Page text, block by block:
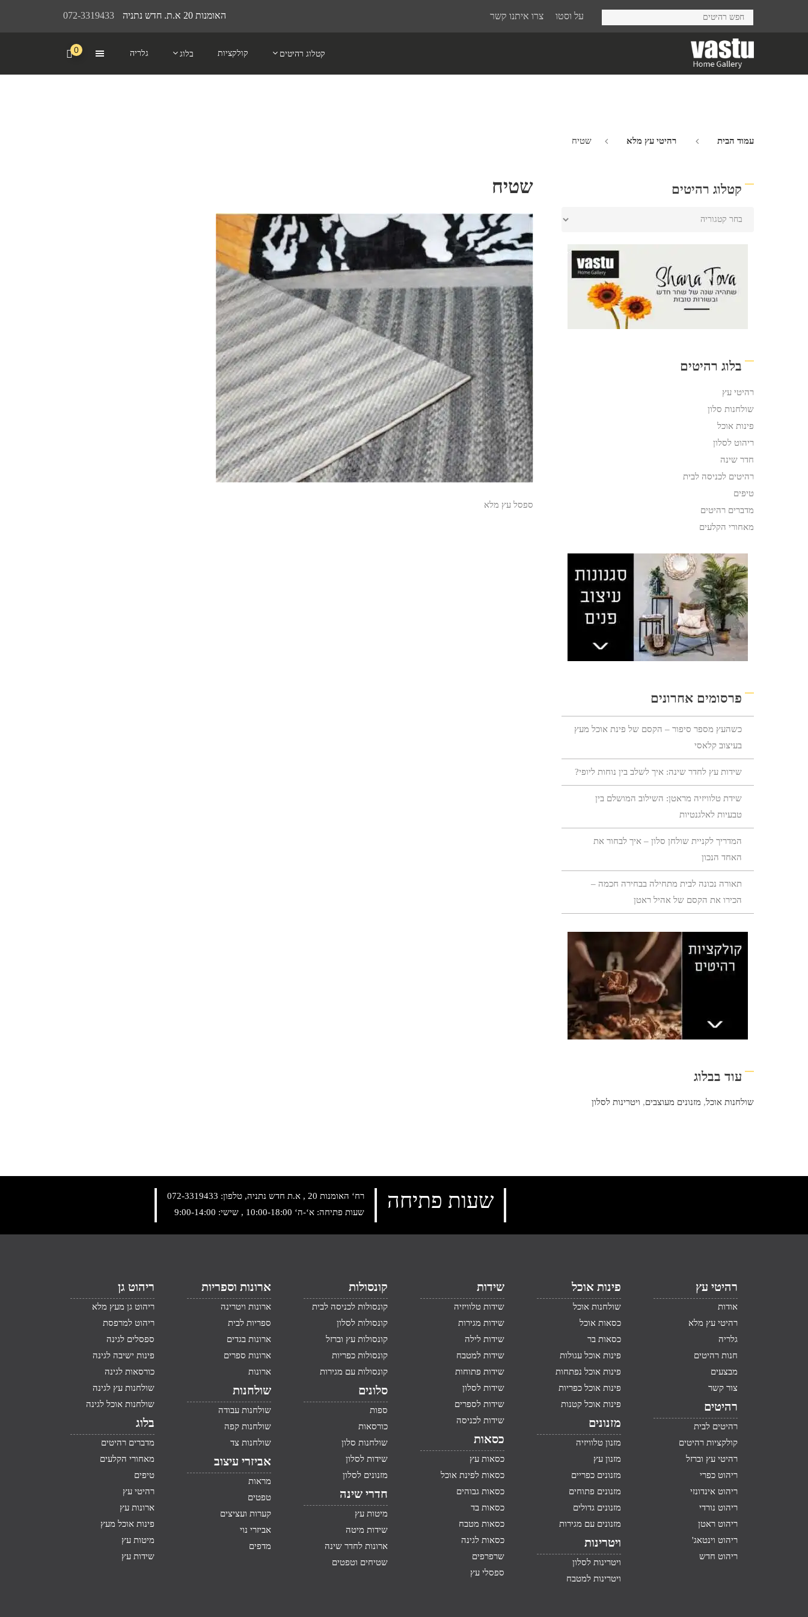
072-3319433 האומנות 20 א.ת. חדש נתניה על וסטו צרו איתנו קשר
קטלוג רהיטים קולקציות בלוג גלריה 0
עמוד הבית רהיטי עץ מלא שטיח
שטיח
ספסל עץ מלא
קטלוג רהיטים
בלוג רהיטים
רהיטי עץ
שולחנות סלון
פינות אוכל
ריהוט לסלון
חדר שינה
רהיטים לכניסה לבית
טיפים
מדברים רהיטים
מאחורי הקלעים
פרסומים אחרונים
כשהעץ מספר סיפור – הקסם של פינת אוכל מעץ
בעיצוב קלאסי
שידות עץ לחדר שינה: איך לשלב בין נוחות ליופי?
שידת טלוויזיה מראטן: השילוב המושלם בין
טבעיות לאלגנטיות
המדריך לקניית שולחן סלון – איך לבחור את
האחד הנכון
תאורה נכונה לבית מתחילה בבחירה חכמה –
הכירו את הקסם של אהיל ראטן
עוד בבלוג
שולחנות אוכל, מזנונים מעוצבים, ויטרינות לסלון
רח‘ האומנות 20 , א.ת חדש נתניה, טלפון:
072-3319433
שעות פתיחה: א‘-ה‘ 10:00-18:00 , שישי: 9:00-14:00
שעות פתיחה
רהיטי עץ
אודות
רהיטי עץ מלא
גלריה
חנות רהיטים
מבצעים
צור קשר
רהיטים
רהיטים לבית
קולקציות רהיטים
רהיטי עץ וברזל
ריהוט כפרי
ריהוט אינדונזי
ריהוט נורדי
ריהוט ראטן
ריהוט וינטאג'
ריהוט חדש
פינות אוכל
שולחנות אוכל
כסאות אוכל
כסאות בר
פינות אוכל עגולות
פינות אוכל נפתחות
פינות אוכל כפריות
פינות אוכל קטנות
מזנונים
מזנון טלוויזיה
מזנון עץ
מזנונים כפריים
מזנונים פתוחים
מזנונים גדולים
מזנונים עם מגירות
ויטרינות
ויטרינות לסלון
ויטרינות למטבח
שידות
שידות טלוויזיה
שידות מגירות
שידות לילה
שידות למטבח
שידות פתוחות
שידות לסלון
שידות לספרים
שידות לכניסה
כסאות
כסאות עץ
כסאות לפינת אוכל
כסאות גבוהים
כסאות בד
כסאות מטבח
כסאות לגינה
שרפרפים
ספסלי עץ
קונסולות
קונסולות לכניסה לבית
קונסולות לסלון
קונסולות עץ וברזל
קונסולות כפריות
קונסולות עם מגירות
סלונים
ספות
כורסאות
שולחנות סלון
שידות לסלון
מזנונים לסלון
חדרי שינה
מיטות עץ
שידות מיטה
ארונות לחדר שינה
שטיחים וטפטים
ארונות וספריות
ארונות ויטרינה
ספריות לבית
ארונות בגדים
ארונות ספרים
ארונות
שולחנות
שולחנות עבודה
שולחנות קפה
שולחנות צד
אביזרי עיצוב
מראות
טפטים
קערות ועציצים
אביזרי נוי
מדפים
ריהוט גן
ריהוט גן מעץ מלא
ריהוט למרפסת
ספסלים לגינה
פינות ישיבה לגינה
כורסאות לגינה
שולחנות עץ לגינה
שולחנות אוכל לגינה
בלוג
מדברים רהיטים
מאחורי הקלעים
טיפים
רהיטי עץ
ארונות עץ
פינות אוכל מעץ
מיטות עץ
שידות עץ